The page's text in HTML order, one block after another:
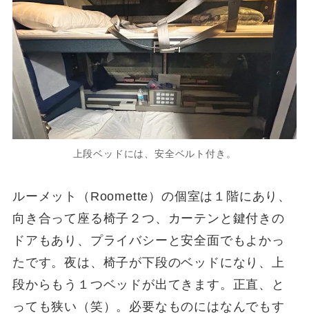
上段ベッドには、安全ベルト付き。
ルーメット（Roomette）の個室は１階にあり、
向き合って座る椅子２つ、カーテンと鍵付きの
ドアもあり、プライバシーと安全面でもよかっ
たです。夜は、椅子が下段のベッドになり、上
段からもう１つベッドが出てきます。正直、と
っても狭い（笑）。必要なものにはなんでもす